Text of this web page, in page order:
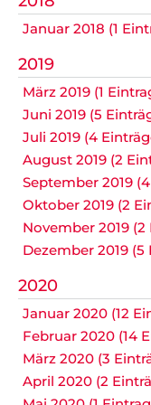
Januar 2018 (1
2019
März 2019 (1
Juni 2019 (5
Juli 2019 (4
August 2019 (2
September 2019
Oktober 2019 (2
November 2019 (2
Dezember 2019 (5
2020
Januar 2020 (12
Februar 2020 (14
März 2020 (3
April 2020 (2
Datenschutz
Nicht
Bitte nehmen
Navigation
überspringen
Anfahrt